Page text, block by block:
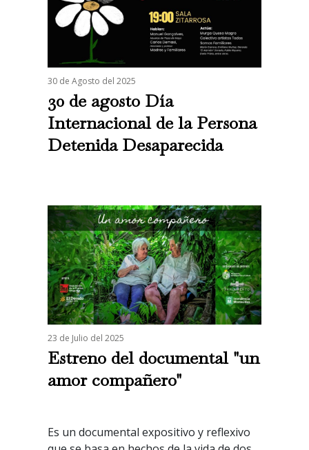
30 de Agosto del 2025
30 de agosto Día
Internacional de la Persona
Detenida Desaparecida
23 de Julio del 2025
Estreno del documental "un
amor compañero"
Es un documental expositivo y reflexivo